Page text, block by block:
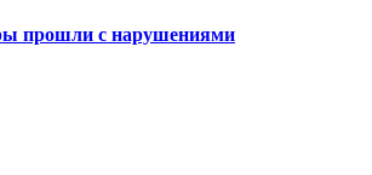
прошли с нарушениями